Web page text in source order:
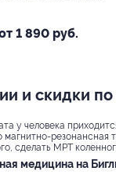
1 890 руб.
и скидки
у человека
резонансная
сделать МРТ
медицина на